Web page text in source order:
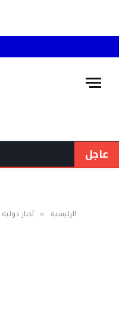
عاجل
الرئيسية » أخبار دولية